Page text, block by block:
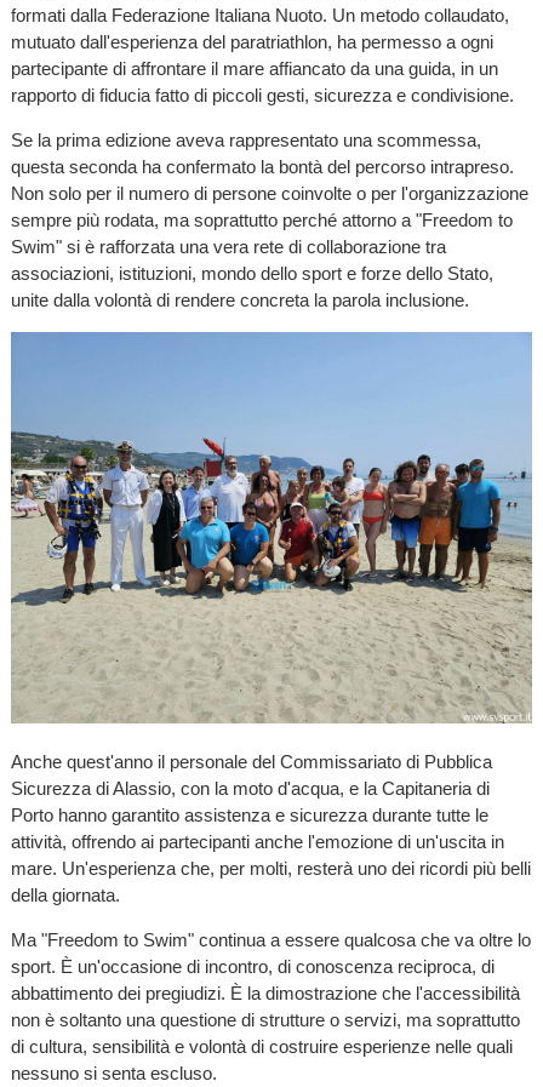
formati dalla Federazione Italiana Nuoto. Un metodo collaudato,
mutuato dall'esperienza del paratriathlon, ha permesso a ogni
partecipante di affrontare il mare affiancato da una guida, in un
rapporto di fiducia fatto di piccoli gesti, sicurezza e condivisione.
Se la prima edizione aveva rappresentato una scommessa,
questa seconda ha confermato la bontà del percorso intrapreso.
Non solo per il numero di persone coinvolte o per l'organizzazione
sempre più rodata, ma soprattutto perché attorno a "Freedom to
Swim" si è rafforzata una vera rete di collaborazione tra
associazioni, istituzioni, mondo dello sport e forze dello Stato,
unite dalla volontà di rendere concreta la parola inclusione.
Anche quest'anno il personale del Commissariato di Pubblica
Sicurezza di Alassio, con la moto d'acqua, e la Capitaneria di
Porto hanno garantito assistenza e sicurezza durante tutte le
attività, offrendo ai partecipanti anche l'emozione di un'uscita in
mare. Un'esperienza che, per molti, resterà uno dei ricordi più belli
della giornata.
Ma "Freedom to Swim" continua a essere qualcosa che va oltre lo
sport. È un'occasione di incontro, di conoscenza reciproca, di
abbattimento dei pregiudizi. È la dimostrazione che l'accessibilità
non è soltanto una questione di strutture o servizi, ma soprattutto
di cultura, sensibilità e volontà di costruire esperienze nelle quali
nessuno si senta escluso.